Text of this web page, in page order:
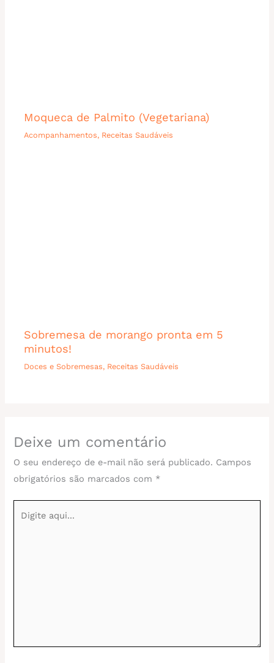
Moqueca de Palmito (Vegetariana)
Acompanhamentos, Receitas Saudáveis
Sobremesa de morango pronta em 5
minutos!
Doces e Sobremesas, Receitas Saudáveis
Deixe um comentário
O seu endereço de e-mail não será publicado. Campos
obrigatórios são marcados com *